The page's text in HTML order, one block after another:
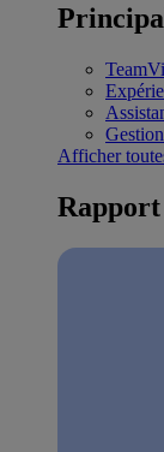
Afficher